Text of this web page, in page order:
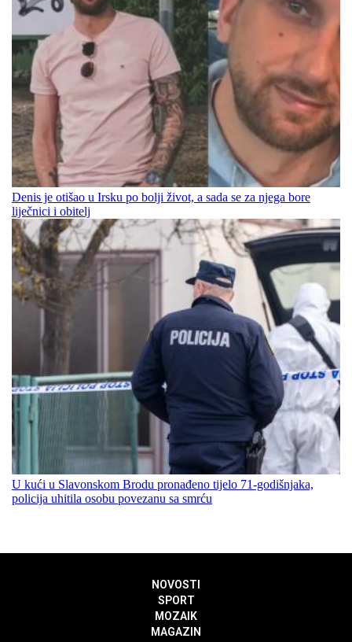
Denis je otišao u Irsku po bolji život, a sada se za njega bore
liječnici i obitelj
U kući u Slavonskom Brodu pronađeno tijelo 71-godišnjaka,
policija uhitila osobu povezanu sa smrću
NOVOSTI
SPORT
MOZAIK
MAGAZIN